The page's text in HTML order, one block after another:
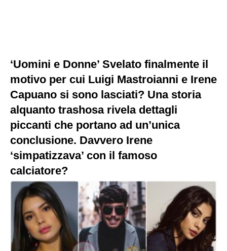
‘Uomini e Donne’ Svelato finalmente il
motivo per cui Luigi Mastroianni e Irene
Capuano si sono lasciati? Una storia
alquanto trashosa rivela dettagli
piccanti che portano ad un’unica
conclusione. Davvero Irene
‘simpatizzava’ con il famoso
calciatore?